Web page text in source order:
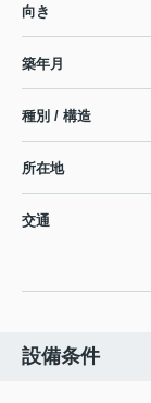
向き
築年月
種別 / 構造
所在地
交通
設備条件